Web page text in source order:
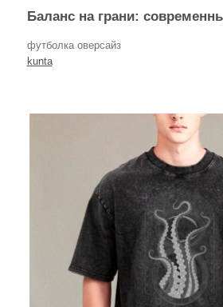
Баланс на грани: современный
футболка оверсайз
kunta